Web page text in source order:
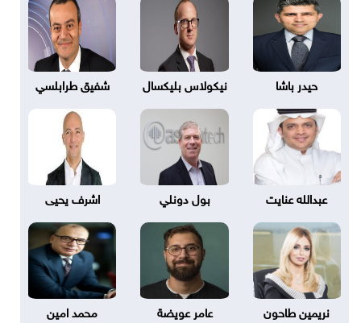
حيدر باشا نيكولاس بليكسال شفيق طرابلسي
عبدالله عنايت بول دونلي اشرف يحيى
نريمين طاحون عامر عويضة محمد امين